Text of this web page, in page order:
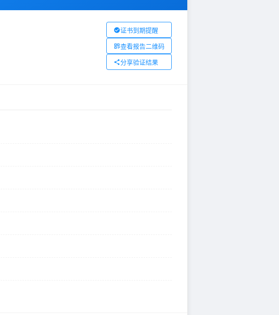
证书到期提醒
查看报告二维码
分享验证结果